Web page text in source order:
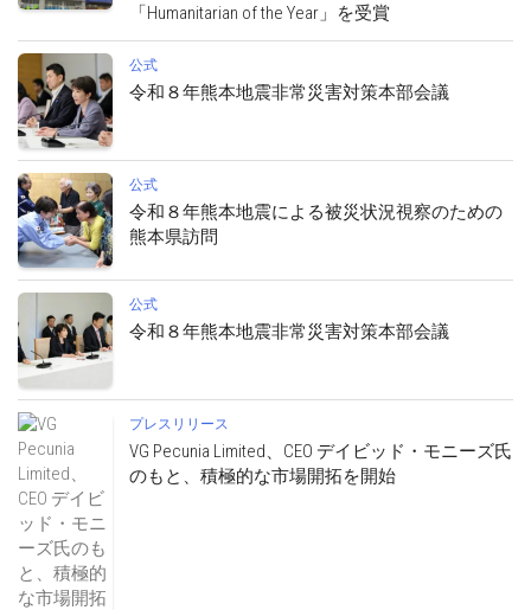
「Humanitarian of the Year」を受賞
公式
令和８年熊本地震非常災害対策本部会議
公式
令和８年熊本地震による被災状況視察のための
熊本県訪問
公式
令和８年熊本地震非常災害対策本部会議
プレスリリース
VG Pecunia Limited、CEO デイビッド・モニーズ氏
のもと、積極的な市場開拓を開始